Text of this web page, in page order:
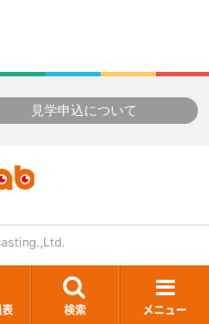
検索 メニュー
見学申込について